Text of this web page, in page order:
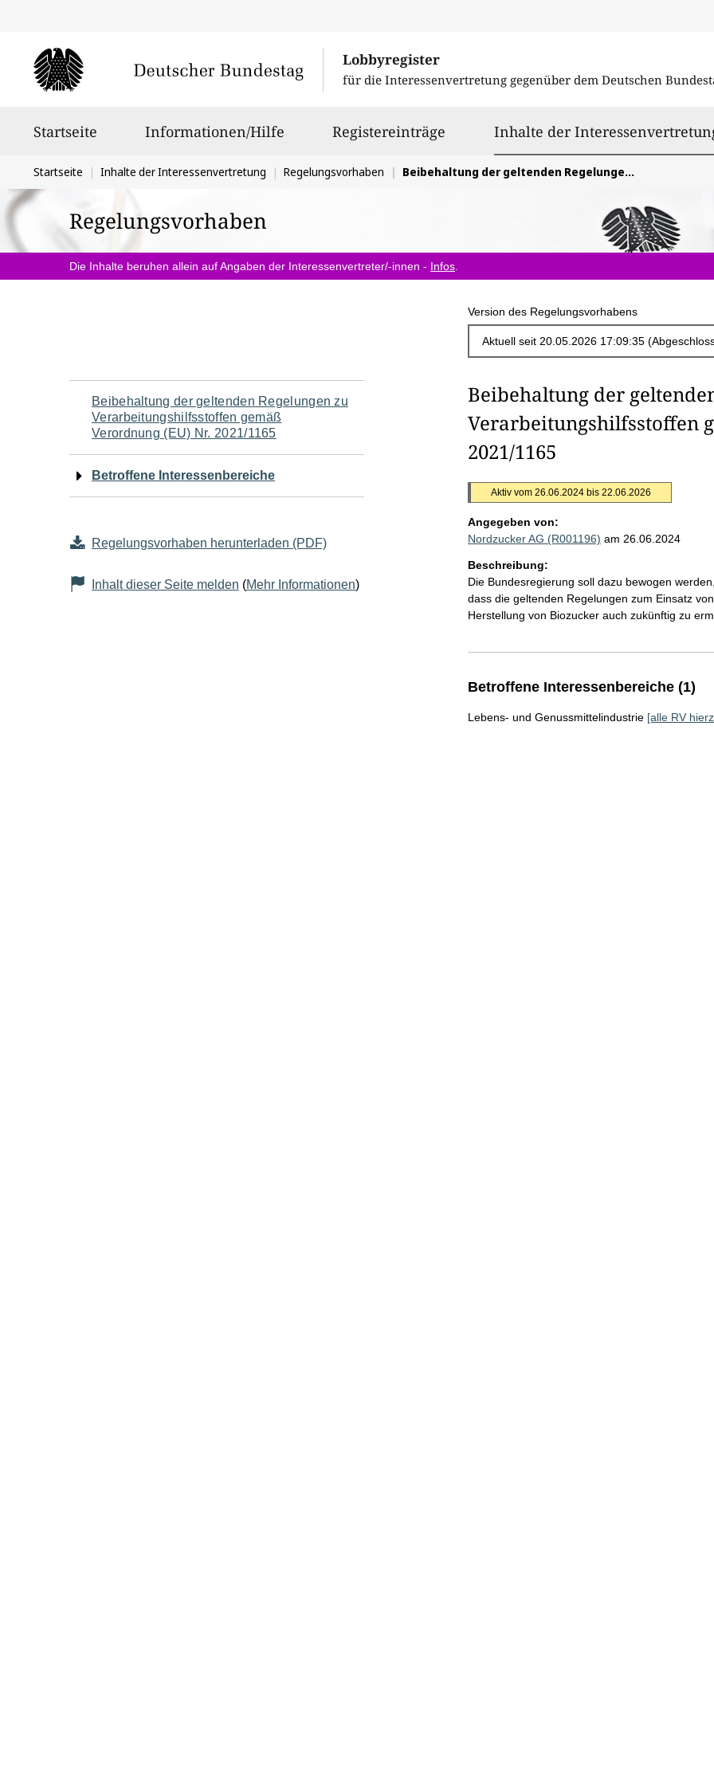
Lobbyregister
für die Interessenvertretung gegenüber dem Deutschen
Startseite Informationen/Hilfe Registereinträge Inhalte der
Sie
befinden
sich
hier:
Startseite Inhalte der Interessenvertretung Regelungsvorhaben Beibehaltung der geltenden Regelungen zu Verarbeitungshilfsstoffen gemäß Verordnung (EU) Nr. 2021/1165
Regelungsvorhaben
Die Inhalte beruhen allein auf Angaben der Interessenvertreter/-innen - Infos
Version des Regelungsvorhabens
Navigation
für
den
Beibehaltung der geltenden Regelungen zu
Verarbeitungshilfsstoffen gemäß
Verordnung (EU) Nr. 2021/1165
Betroffene Interessenbereiche
Regelungsvorhaben herunterladen (PDF)
Inhalt dieser Seite melden (Mehr Informationen)
Beibehaltung der
Verarbeitungshilfsstoffen
2021/1165
Aktiv vom 26.06.2024 bis 22.06.2026
Angegeben von:
Nordzucker AG (R001196) am 26.06.2024
Beschreibung:
Die Bundesregierung soll dazu bewogen
dass die geltenden Regelungen zum Einsatz
Herstellung von Biozucker auch zukünftig zu
Betroffene Interessenbereiche (1)
Lebens- und Genussmittelindustrie [alle RV